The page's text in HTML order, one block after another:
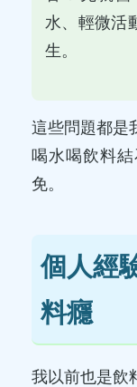
水、輕微活
生。
這些問題都是
喝水喝飲料
免。
個人經
料癮
我以前也是飲